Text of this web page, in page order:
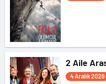
2 Aile
4 Aralık 2026